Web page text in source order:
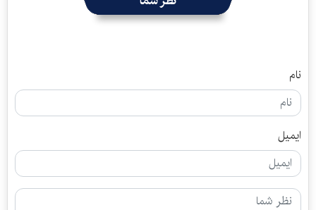
نام
ایمیل